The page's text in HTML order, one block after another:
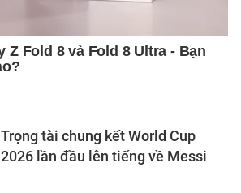
Trọng tài chung kết World Cup
2026 lần đầu lên tiếng về Messi